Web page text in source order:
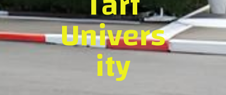
Univers
ity